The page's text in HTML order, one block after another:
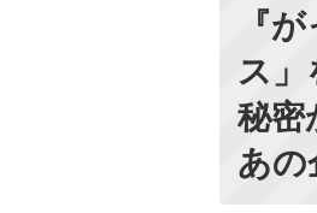
『
ス
秘密
あの